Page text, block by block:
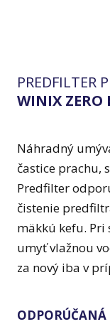
PREDFILTER
WINIX ZERO
Náhradný
častice prachu,
Predfilter
čistenie
mäkkú kefu. Pri
umyť vlažnou
za nový iba v
ODPORÚČANÁ